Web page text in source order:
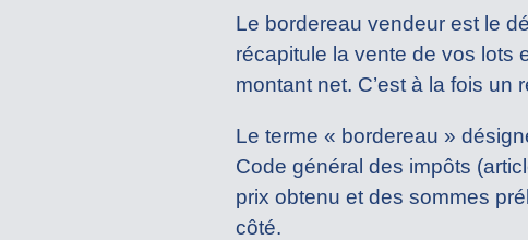
Le bordereau vendeur est le
récapitule la vente de vos lots
montant net. C’est à la fois
Le terme « bordereau »
Code général des impôts
prix obtenu et des sommes
côté.